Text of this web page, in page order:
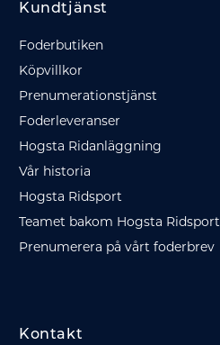
Kundtjänst
Foderbutiken
Köpvillkor
Prenumerationstjänst
Foderleveranser
Hogsta Ridanläggning
Vår historia
Hogsta Ridsport
Teamet bakom Hogsta Ridsport
Prenumerera på vårt foderbrev
Kontakt